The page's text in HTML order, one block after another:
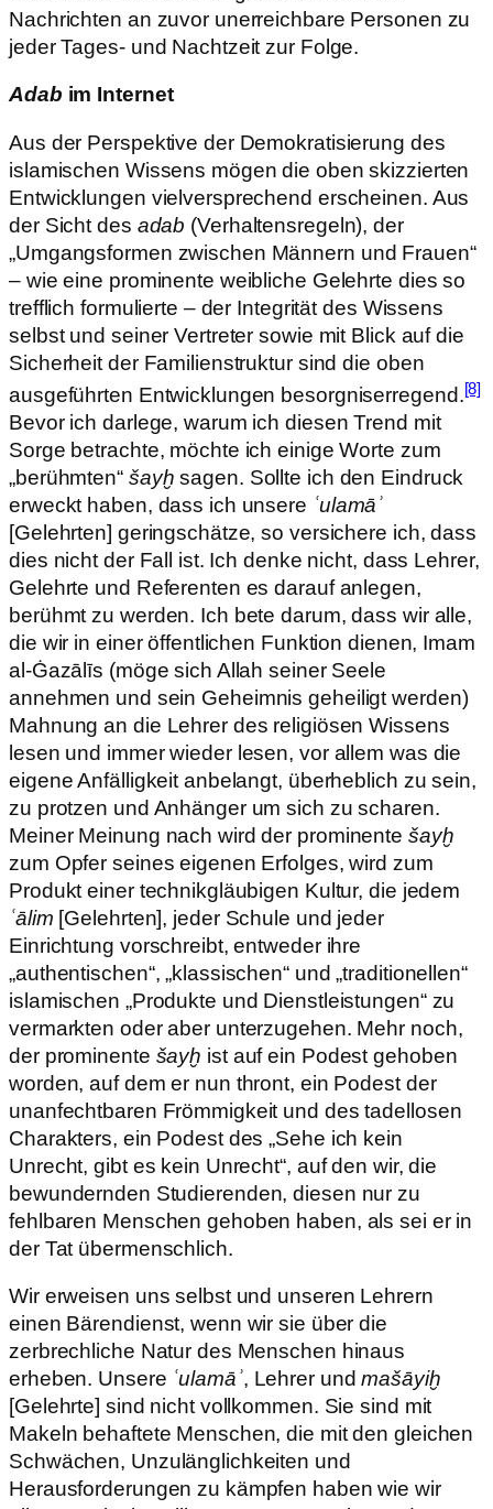
Nachrichten an zuvor unerreichbare Personen zu
jeder Tages- und Nachtzeit zur Folge.
Adab im Internet
Aus der Perspektive der Demokratisierung des
islamischen Wissens mögen die oben skizzierten
Entwicklungen vielversprechend erscheinen. Aus
der Sicht des adab (Verhaltensregeln), der
„Umgangsformen zwischen Männern und Frauen“
– wie eine prominente weibliche Gelehrte dies so
trefflich formulierte – der Integrität des Wissens
selbst und seiner Vertreter sowie mit Blick auf die
Sicherheit der Familienstruktur sind die oben
ausgeführten Entwicklungen besorgniserregend.[8]
Bevor ich darlege, warum ich diesen Trend mit
Sorge betrachte, möchte ich einige Worte zum
„berühmten“ šayḫ sagen. Sollte ich den Eindruck
erweckt haben, dass ich unsere ʿulamāʾ
[Gelehrten] geringschätze, so versichere ich, dass
dies nicht der Fall ist. Ich denke nicht, dass Lehrer,
Gelehrte und Referenten es darauf anlegen,
berühmt zu werden. Ich bete darum, dass wir alle,
die wir in einer öffentlichen Funktion dienen, Imam
al-Ġazālīs (möge sich Allah seiner Seele
annehmen und sein Geheimnis geheiligt werden)
Mahnung an die Lehrer des religiösen Wissens
lesen und immer wieder lesen, vor allem was die
eigene Anfälligkeit anbelangt, überheblich zu sein,
zu protzen und Anhänger um sich zu scharen.
Meiner Meinung nach wird der prominente šayḫ
zum Opfer seines eigenen Erfolges, wird zum
Produkt einer technikgläubigen Kultur, die jedem
ʿālim [Gelehrten], jeder Schule und jeder
Einrichtung vorschreibt, entweder ihre
„authentischen“, „klassischen“ und „traditionellen“
islamischen „Produkte und Dienstleistungen“ zu
vermarkten oder aber unterzugehen. Mehr noch,
der prominente šayḫ ist auf ein Podest gehoben
worden, auf dem er nun thront, ein Podest der
unanfechtbaren Frömmigkeit und des tadellosen
Charakters, ein Podest des „Sehe ich kein
Unrecht, gibt es kein Unrecht“, auf den wir, die
bewundernden Studierenden, diesen nur zu
fehlbaren Menschen gehoben haben, als sei er in
der Tat übermenschlich.
Wir erweisen uns selbst und unseren Lehrern
einen Bärendienst, wenn wir sie über die
zerbrechliche Natur des Menschen hinaus
erheben. Unsere ʿulamāʾ, Lehrer undmašāyiḫ
[Gelehrte] sind nicht vollkommen. Sie sind mit
Makeln behaftete Menschen, die mit den gleichen
Schwächen, Unzulänglichkeiten und
Herausforderungen zu kämpfen haben wie wir